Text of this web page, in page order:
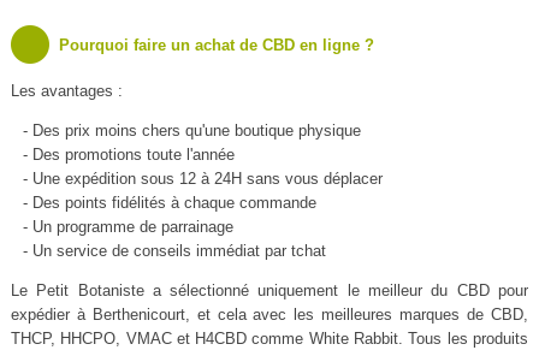
Pourquoi faire un achat de CBD en ligne ?
Les avantages :
- Des prix moins chers qu'une boutique physique
- Des promotions toute l'année
- Une expédition sous 12 à 24H sans vous déplacer
- Des points fidélités à chaque commande
- Un programme de parrainage
- Un service de conseils immédiat par tchat
Le Petit Botaniste a sélectionné uniquement le meilleur du CBD pour
expédier à Berthenicourt, et cela avec les meilleures marques de CBD,
THCP, HHCPO, VMAC et H4CBD comme White Rabbit. Tous les produits